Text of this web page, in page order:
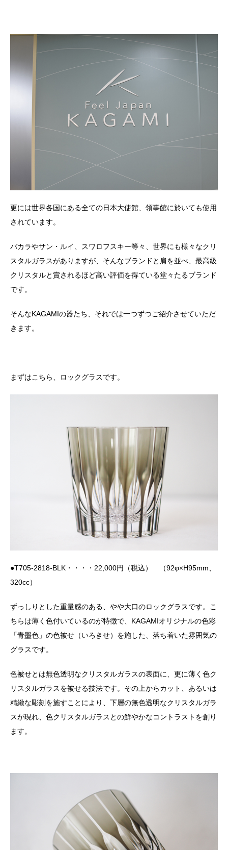
更には世界各国にある全ての日本大使館、領事館に於いても使用
されています。
バカラやサン・ルイ、スワロフスキー等々、世界にも様々なクリ
スタルガラスがありますが、そんなブランドと肩を並べ、最高級
クリスタルと賞されるほど高い評価を得ている堂々たるブランド
です。
そんなKAGAMIの器たち、それでは一つずつご紹介させていただ
きます。
まずはこちら、ロックグラスです。
●T705-2818-BLK・・・・22,000円（税込） （92φ×H95mm、
320cc）
ずっしりとした重量感のある、やや大口のロックグラスです。こ
ちらは薄く色付いているのが特徴で、KAGAMIオリジナルの色彩
「青墨色」の色被せ（いろきせ）を施した、落ち着いた雰囲気の
グラスです。
色被せとは無色透明なクリスタルガラスの表面に、更に薄く色ク
リスタルガラスを被せる技法です。その上からカット、あるいは
精緻な彫刻を施すことにより、下層の無色透明なクリスタルガラ
スが現れ、色クリスタルガラスとの鮮やかなコントラストを創り
ます。